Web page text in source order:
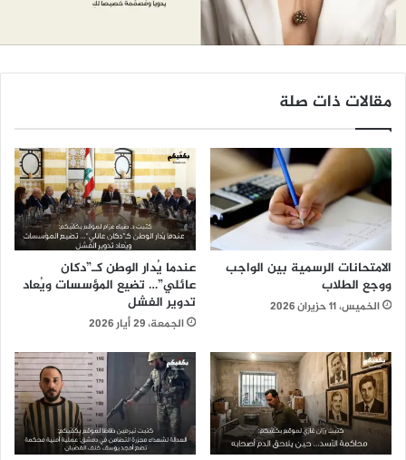
مقالات ذات صلة
الامتحانات الرسمية بين الواجب
ووجع الطلاب
الخميس، 11 حزيران 2026
عندما يُدار الوطن كـ”دكان
عائلي”… تضيع المؤسسات ويُعاد
تدوير الفشل
الجمعة، 29 أيار 2026